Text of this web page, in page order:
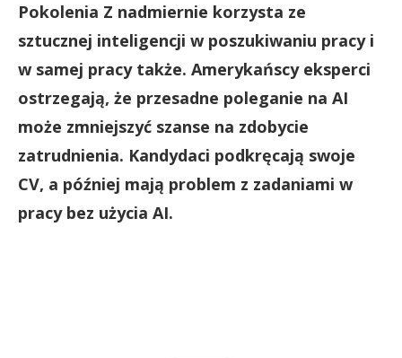
Pokolenia Z nadmiernie korzysta ze
sztucznej inteligencji w poszukiwaniu pracy i
w samej pracy także. Amerykańscy eksperci
ostrzegają, że przesadne poleganie na AI
może zmniejszyć szanse na zdobycie
zatrudnienia. Kandydaci podkręcają swoje
CV, a później mają problem z zadaniami w
pracy bez użycia AI.